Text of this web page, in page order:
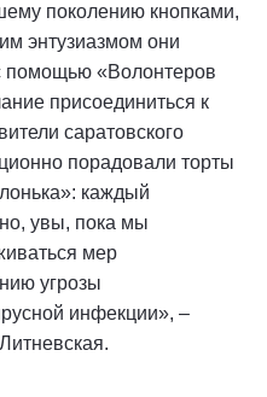
поколению кнопками,
энтузиазмом они
помощью «Волонтеров
присоединиться к
саратовского
порадовали торты
каждый
увы, пока мы
мер
угрозы
инфекции», –